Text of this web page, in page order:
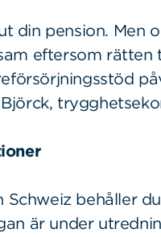
din pension. Men
eftersom rätten
behåller du
är under